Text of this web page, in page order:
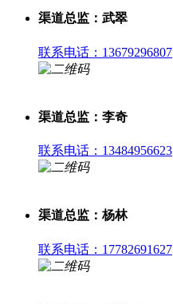
渠道总监：武翠
联系电话：13679296807
渠道总监：李奇
联系电话：13484956623
渠道总监：杨林
联系电话：17782691627